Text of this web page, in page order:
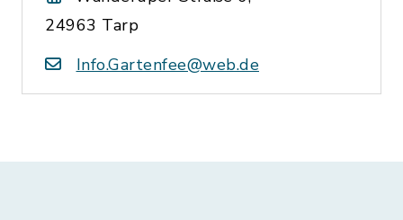
24963 Tarp
Info.Gartenfee@web.de